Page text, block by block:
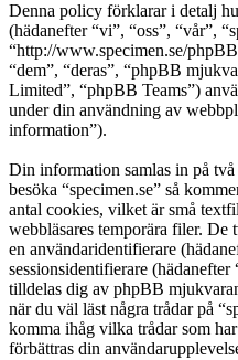
Denna policy förklarar i detalj
(hädanefter “vi”, “oss”, “vår”,
“http://www.specimen.se/
“dem”, “deras”, “phpBB
Limited”, “phpBB Teams”)
under din användning av
information”).
Din information samlas in på
besöka “specimen.se” så
antal cookies, vilket är små
webbläsares temporära filer. De
en användaridentifierare
sessionsidentifierare
tilldelas dig av phpBB
när du väl läst några trådar på
komma ihåg vilka trådar som
förbättras din